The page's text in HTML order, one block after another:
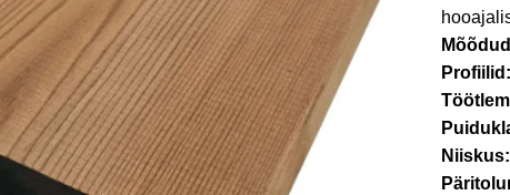
Profiilid:
Niiskus: